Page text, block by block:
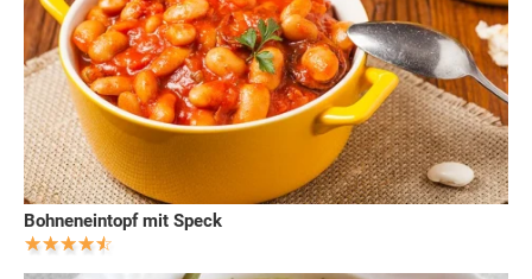
Bohneneintopf mit Speck